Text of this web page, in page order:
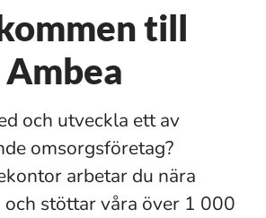
till
Ambea
och utveckla ett av
omsorgsföretag?
arbetar du nära
stöttar våra över 1 000